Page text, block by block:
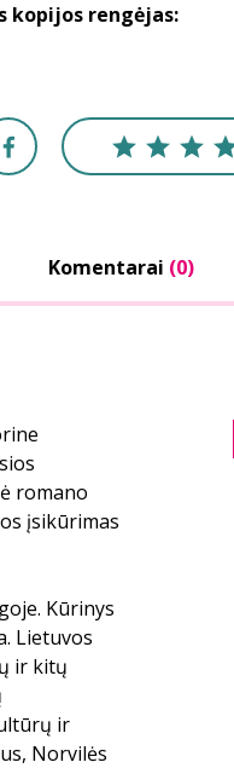
kopijos rengėjas:
Komentarai (0)
romano
įsikūrimas
Kūrinys
Lietuvos
ir kitų
ir
Norvilės